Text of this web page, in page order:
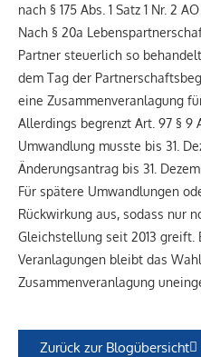
nach § 175 Abs. 1 Satz 1 Nr. 2
Nach § 20a
Partner steuerlich so
dem Tag der
eine Zusammenveranlagung
Allerdings begrenzt Art. 97 § 9
Umwandlung musste bis 31.
Änderungsantrag bis 31.
Für spätere Umwandlungen
Rückwirkung aus, sodass nur
Gleichstellung seit 2013 greift.
Veranlagungen bleibt das
Zusammenveranlagung
Zurück zur Blogübersicht